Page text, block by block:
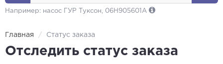
Например: насос ГУР Туксон, 06H905601A
Главная Статус заказа
Отследить статус заказа